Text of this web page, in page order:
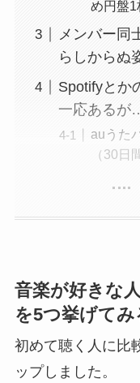
め円盤1
メンバー同
らしからぬ
Spotifyとか
一応あるが
auうた
（30日
音楽が好きな
を5つ挙げてみ
初めて聴く人に比
ップしました。